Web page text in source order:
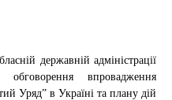
державній адміністрації
обговорення впровадження
Уряд” в Україні та плану дій